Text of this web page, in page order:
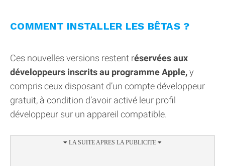
COMMENT INSTALLER LES BÊTAS ?
Ces nouvelles versions restent réservées aux
développeurs inscrits au programme Apple,y
compris ceux disposant d’un compte développeur
gratuit, à condition d’avoir activé leur profil
développeur sur un appareil compatible.